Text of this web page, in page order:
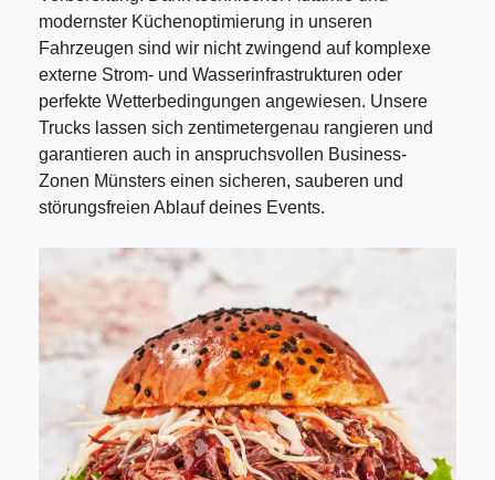
modernster Küchenoptimierung in unseren
Fahrzeugen sind wir nicht zwingend auf komplexe
externe Strom- und Wasserinfrastrukturen oder
perfekte Wetterbedingungen angewiesen. Unsere
Trucks lassen sich zentimetergenau rangieren und
garantieren auch in anspruchsvollen Business-
Zonen Münsters einen sicheren, sauberen und
störungsfreien Ablauf deines Events.